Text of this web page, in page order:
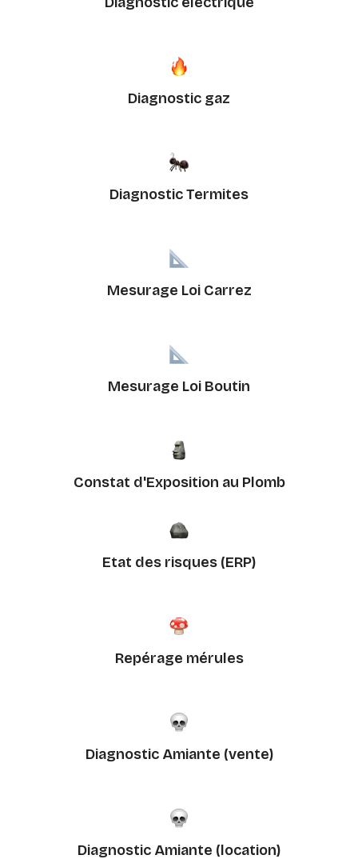
Diagnostic gaz
Diagnostic Termites
Mesurage Loi Carrez
Mesurage Loi Boutin
Constat d'Exposition au Plomb
Etat des risques (ERP)
Repérage mérules
Diagnostic Amiante (vente)
Diagnostic Amiante (location)